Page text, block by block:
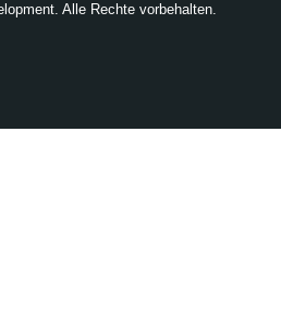
Alle Rechte vorbehalten.